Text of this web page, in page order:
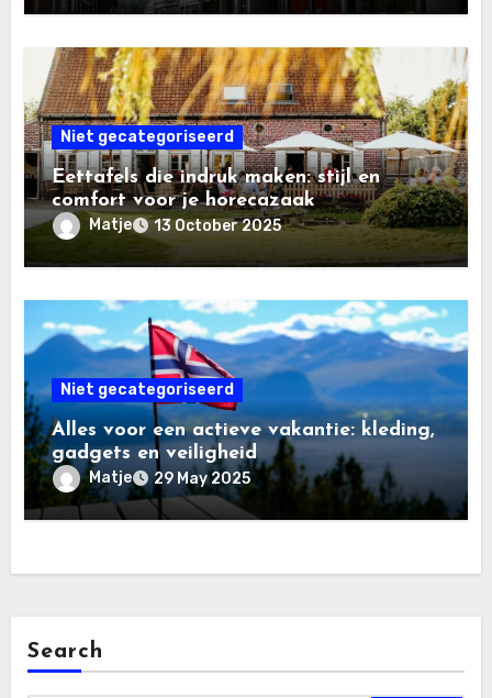
Niet gecategoriseerd
Eettafels die indruk maken: stijl en
comfort voor je horecazaak
Matje 13 October 2025
Niet gecategoriseerd
Alles voor een actieve vakantie: kleding,
gadgets en veiligheid
Matje 29 May 2025
Search